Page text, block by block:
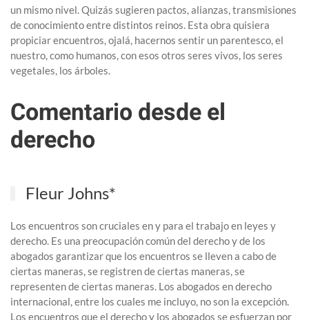
un mismo nivel. Quizás sugieren pactos, alianzas, transmisiones
de conocimiento entre distintos reinos. Esta obra quisiera
propiciar encuentros, ojalá, hacernos sentir un parentesco, el
nuestro, como humanos, con esos otros seres vivos, los seres
vegetales, los árboles.
Comentario desde el
derecho
Fleur Johns*
Los encuentros son cruciales en y para el trabajo en leyes y
derecho. Es una preocupación común del derecho y de los
abogados garantizar que los encuentros se lleven a cabo de
ciertas maneras, se registren de ciertas maneras, se
representen de ciertas maneras. Los abogados en derecho
internacional, entre los cuales me incluyo, no son la excepción.
Los encuentros que el derecho y los abogados se esfuerzan por